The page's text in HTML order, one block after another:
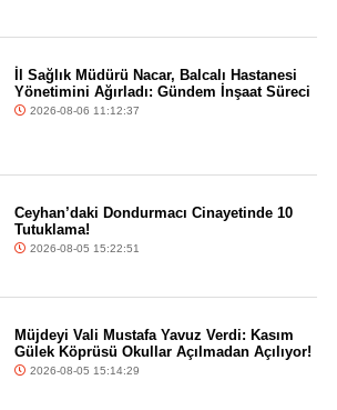
İl Sağlık Müdürü Nacar, Balcalı Hastanesi
Yönetimini Ağırladı: Gündem İnşaat Süreci
2026-08-06 11:12:37
Ceyhan’daki Dondurmacı Cinayetinde 10
Tutuklama!
2026-08-05 15:22:51
Müjdeyi Vali Mustafa Yavuz Verdi: Kasım
Gülek Köprüsü Okullar Açılmadan Açılıyor!
2026-08-05 15:14:29